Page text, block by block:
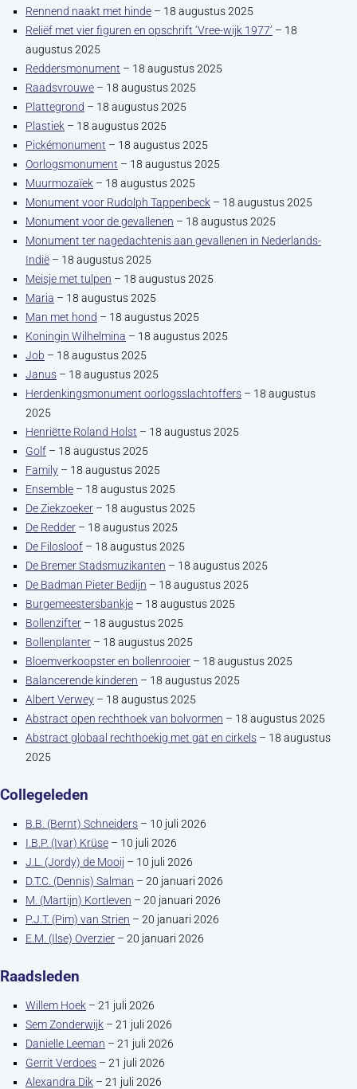
Rennend naakt met hinde – 18 augustus 2025
Reliëf met vier figuren en opschrift ‘Vree-wijk 1977’ – 18
augustus 2025
Reddersmonument – 18 augustus 2025
Raadsvrouwe – 18 augustus 2025
Plattegrond – 18 augustus 2025
Plastiek – 18 augustus 2025
Pickémonument – 18 augustus 2025
Oorlogsmonument – 18 augustus 2025
Muurmozaïek – 18 augustus 2025
Monument voor Rudolph Tappenbeck – 18 augustus 2025
Monument voor de gevallenen – 18 augustus 2025
Monument ter nagedachtenis aan gevallenen in Nederlands-
Indië – 18 augustus 2025
Meisje met tulpen – 18 augustus 2025
Maria – 18 augustus 2025
Man met hond – 18 augustus 2025
Koningin Wilhelmina – 18 augustus 2025
Job – 18 augustus 2025
Janus – 18 augustus 2025
Herdenkingsmonument oorlogsslachtoffers – 18 augustus
2025
Henriëtte Roland Holst – 18 augustus 2025
Golf – 18 augustus 2025
Family – 18 augustus 2025
Ensemble – 18 augustus 2025
De Ziekzoeker – 18 augustus 2025
De Redder – 18 augustus 2025
De Filosloof – 18 augustus 2025
De Bremer Stadsmuzikanten – 18 augustus 2025
De Badman Pieter Bedijn – 18 augustus 2025
Burgemeestersbankje – 18 augustus 2025
Bollenzifter – 18 augustus 2025
Bollenplanter – 18 augustus 2025
Bloemverkoopster en bollenrooier – 18 augustus 2025
Balancerende kinderen – 18 augustus 2025
Albert Verwey – 18 augustus 2025
Abstract open rechthoek van bolvormen – 18 augustus 2025
Abstract globaal rechthoekig met gat en cirkels – 18 augustus
2025
Collegeleden
B.B. (Bernt) Schneiders – 10 juli 2026
I.B.P. (Ivar) Krüse – 10 juli 2026
J.L. (Jordy) de Mooij – 10 juli 2026
D.T.C. (Dennis) Salman – 20 januari 2026
M. (Martijn) Kortleven – 20 januari 2026
P.J.T. (Pim) van Strien – 20 januari 2026
E.M. (Ilse) Overzier – 20 januari 2026
Raadsleden
Willem Hoek – 21 juli 2026
Sem Zonderwijk – 21 juli 2026
Danielle Leeman – 21 juli 2026
Gerrit Verdoes – 21 juli 2026
Alexandra Dik – 21 juli 2026